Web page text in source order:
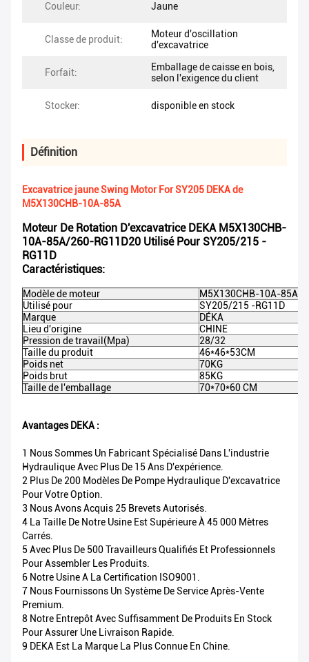
Couleur: Jaune
Classe de produit:
Moteur d'oscillation
d'excavatrice
Forfait:
Emballage de caisse en bois,
selon l'exigence du client
Stocker: disponible en stock
Définition
Excavatrice jaune Swing Motor For SY205 DEKA de
M5X130CHB-10A-85A
Moteur De Rotation D'excavatrice DEKA M5X130CHB-
10A-85A/260-RG11D20 Utilisé Pour SY205/215 -
RG11D
Caractéristiques:
Modèle de moteur
M5X130CHB-10A-85A/
Utilisé pour
SY205/215 -RG11D
Marque
DÉKA
Lieu d'origine
CHINE
Pression de travail(Mpa)
28/32
Taille du produit
46*46*53CM
Poids net
70KG
Poids brut
85KG
Taille de l'emballage
70*70*60 CM
Avantages DEKA :
1 Nous Sommes Un Fabricant Spécialisé Dans L'industrie
Hydraulique Avec Plus De 15 Ans D'expérience.
2 Plus De 200 Modèles De Pompe Hydraulique D'excavatrice
Pour Votre Option.
3 Nous Avons Acquis 25 Brevets Autorisés.
4 La Taille De Notre Usine Est Supérieure À 45 000 Mètres
Carrés.
5 Avec Plus De 500 Travailleurs Qualifiés Et Professionnels
Pour Assembler Les Produits.
6 Notre Usine A La Certification ISO9001.
7 Nous Fournissons Un Système De Service Après-Vente
Premium.
8 Notre Entrepôt Avec Suffisamment De Produits En Stock
Pour Assurer Une Livraison Rapide.
9 DEKA Est La Marque La Plus Connue En Chine.